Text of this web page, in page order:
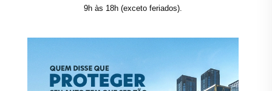
9h às 18h (exceto feriados).